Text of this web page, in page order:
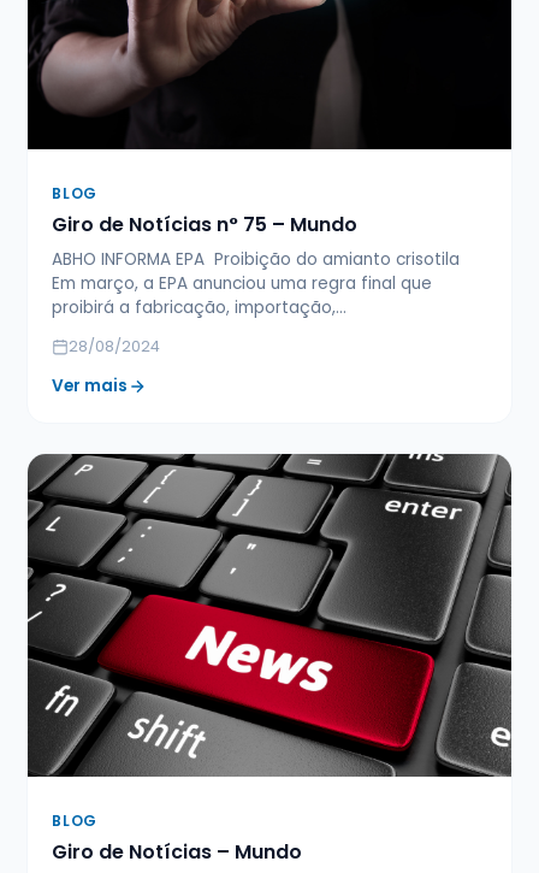
BLOG
Giro de Notícias n° 75 – Mundo
ABHO INFORMA EPA Proibição do amianto crisotila
Em março, a EPA anunciou uma regra final que
proibirá a fabricação, importação,…
28/08/2024
Ver mais
BLOG
Giro de Notícias – Mundo